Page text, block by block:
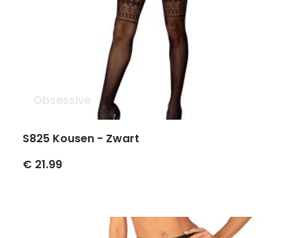
Obsessive
S825 Kousen - Zwart
€ 21.99